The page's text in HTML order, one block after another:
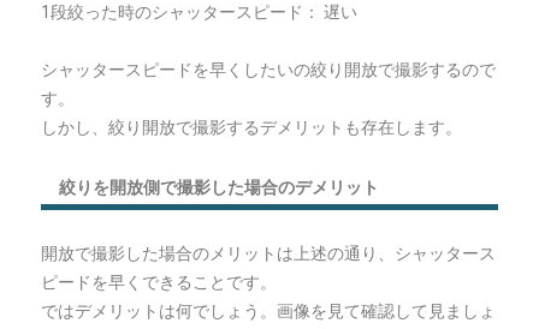
1段絞った時のシャッタースピード： 遅い
シャッタースピードを早くしたいの絞り開放で撮影するので
す。
しかし、絞り開放で撮影するデメリットも存在します。
絞りを開放側で撮影した場合のデメリット
開放で撮影した場合のメリットは上述の通り、シャッタース
ピードを早くできることです。
ではデメリットは何でしょう。画像を見て確認して見ましょ